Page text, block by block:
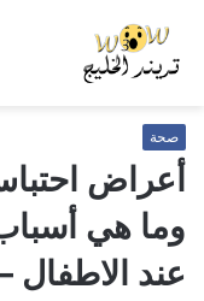
صحة
أعراض
وما هي
عند الاطفال